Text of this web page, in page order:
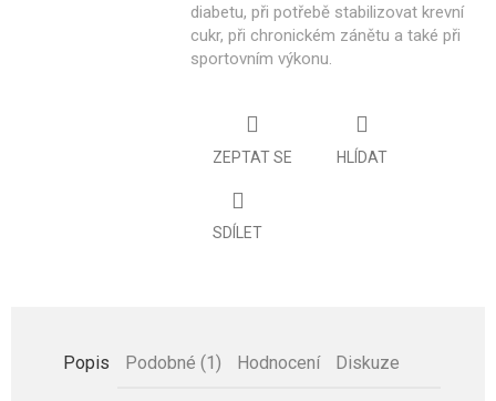
diabetu, při potřebě stabilizovat krevní
cukr, při chronickém zánětu a také při
sportovním výkonu.
ZEPTAT SE HLÍDAT
SDÍLET
Popis Podobné (1) Hodnocení Diskuze